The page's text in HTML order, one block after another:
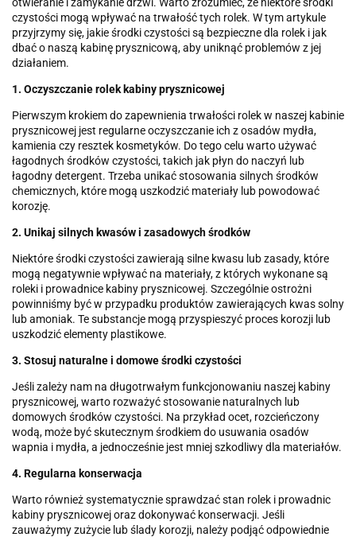
czystości mogą wpływać na trwałość tych rolek. W tym artykule
przyjrzymy się, jakie środki czystości są bezpieczne dla rolek i jak
dbać o naszą kabinę prysznicową, aby uniknąć problemów z jej
działaniem.
1. Oczyszczanie rolek kabiny prysznicowej
Pierwszym krokiem do zapewnienia trwałości rolek w naszej kabinie
prysznicowej jest regularne oczyszczanie ich z osadów mydła,
kamienia czy resztek kosmetyków. Do tego celu warto używać
łagodnych środków czystości, takich jak płyn do naczyń lub
łagodny detergent. Trzeba unikać stosowania silnych środków
chemicznych, które mogą uszkodzić materiały lub powodować
korozję.
2. Unikaj silnych kwasów i zasadowych środków
Niektóre środki czystości zawierają silne kwasu lub zasady, które
mogą negatywnie wpływać na materiały, z których wykonane są
roleki i prowadnice kabiny prysznicowej. Szczególnie ostrożni
powinniśmy być w przypadku produktów zawierających kwas solny
lub amoniak. Te substancje mogą przyspieszyć proces korozji lub
uszkodzić elementy plastikowe.
3. Stosuj naturalne i domowe środki czystości
Jeśli zależy nam na długotrwałym funkcjonowaniu naszej kabiny
prysznicowej, warto rozważyć stosowanie naturalnych lub
domowych środków czystości. Na przykład ocet, rozcieńczony
wodą, może być skutecznym środkiem do usuwania osadów
wapnia i mydła, a jednocześnie jest mniej szkodliwy dla materiałów.
4. Regularna konserwacja
Warto również systematycznie sprawdzać stan rolek i prowadnic
kabiny prysznicowej oraz dokonywać konserwacji. Jeśli
zauważymy zużycie lub ślady korozji, należy podjąć odpowiednie